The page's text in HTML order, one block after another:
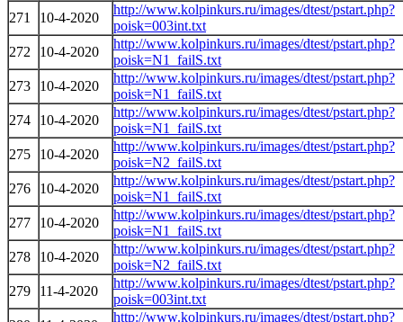
271
10-4-2020
http://www.kolpinkurs.ru/images/dtest/pstart.php?
poisk=003int.txt
272
10-4-2020
http://www.kolpinkurs.ru/images/dtest/pstart.php?
poisk=N1_failS.txt
273
10-4-2020
http://www.kolpinkurs.ru/images/dtest/pstart.php?
poisk=N1_failS.txt
274
10-4-2020
http://www.kolpinkurs.ru/images/dtest/pstart.php?
poisk=N1_failS.txt
275
10-4-2020
http://www.kolpinkurs.ru/images/dtest/pstart.php?
poisk=N2_failS.txt
276
10-4-2020
http://www.kolpinkurs.ru/images/dtest/pstart.php?
poisk=N1_failS.txt
277
10-4-2020
http://www.kolpinkurs.ru/images/dtest/pstart.php?
poisk=N1_failS.txt
278
10-4-2020
http://www.kolpinkurs.ru/images/dtest/pstart.php?
poisk=N2_failS.txt
279
11-4-2020
http://www.kolpinkurs.ru/images/dtest/pstart.php?
poisk=003int.txt
http://www.kolpinkurs.ru/images/dtest/pstart.php?